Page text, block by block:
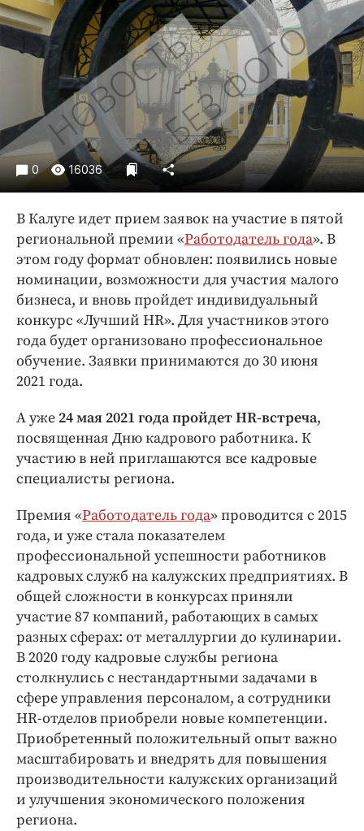
Криминал
Культура
Недвижимость и ЖКХ
Образование
Общество
Погода
Праздники
Происшествия
Экономика и бизнес
ПРОЕКТЫ
Блоги
Издания
Медиаперсона
Интересное чтиво
Клиника года
Бренд года
Работодатель года
0 16036
В Калуге идет прием заявок на участие в пятой
региональной премии «Работодатель года». В
этом году формат обновлен: появились новые
номинации, возможности для участия малого
бизнеса, и вновь пройдет индивидуальный
конкурс «Лучший HR». Для участников этого
года будет организовано профессиональное
обучение. Заявки принимаются до 30 июня
2021 года.
А уже 24 мая 2021 года пройдетHR-встреча,
посвященная Дню кадрового работника. К
участию в ней приглашаются все кадровые
специалисты региона.
Премия «Работодатель года» проводится с 2015
года, и уже стала показателем
профессиональной успешности работников
кадровых служб на калужских предприятиях. В
общей сложности в конкурсах приняли
участие 87 компаний, работающих в самых
разных сферах: от металлургии до кулинарии.
В 2020 году кадровые службы региона
столкнулись с нестандартными задачами в
сфере управления персоналом, а сотрудники
HR-отделов приобрели новые компетенции.
Приобретенный положительный опыт важно
масштабировать и внедрять для повышения
производительности калужских организаций
и улучшения экономического положения
региона.